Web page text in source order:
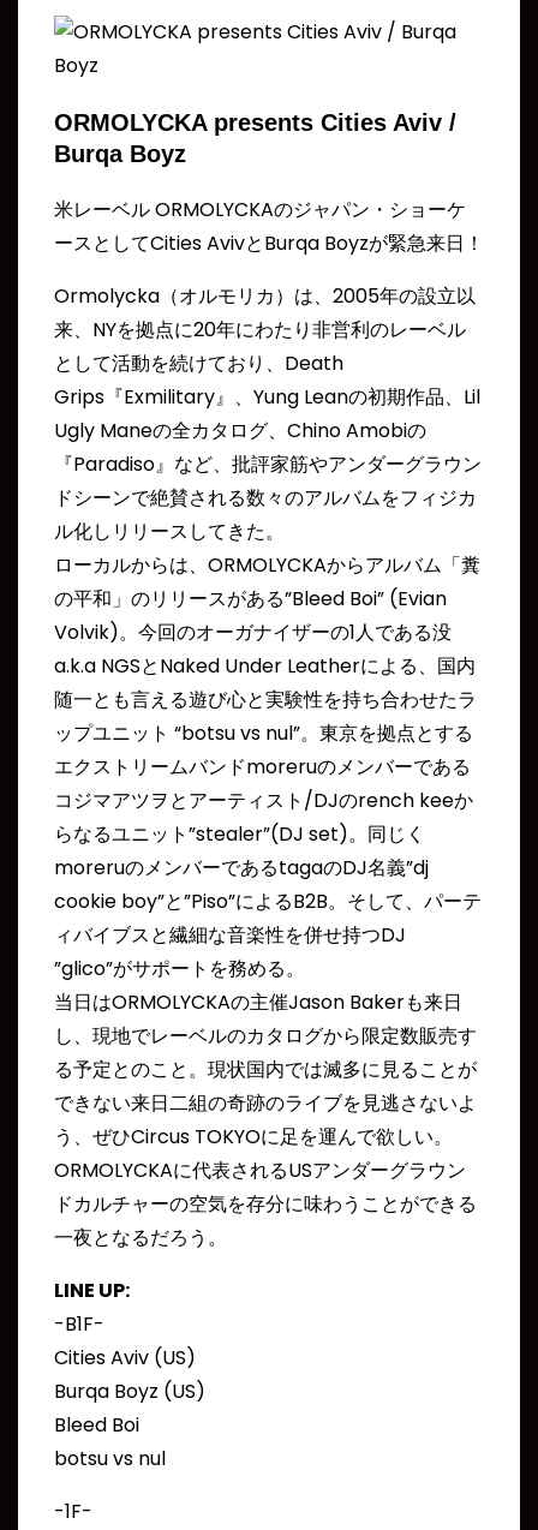
ORMOLYCKA presents Cities Aviv /
Burqa Boyz
米レーベル ORMOLYCKAのジャパン・ショーケ
ースとしてCities AvivとBurqa Boyzが緊急来日！
Ormolycka（オルモリカ）は、2005年の設立以
来、NYを拠点に20年にわたり非営利のレーベル
として活動を続けており、Death
Grips『Exmilitary』、Yung Leanの初期作品、Lil
Ugly Maneの全カタログ、Chino Amobiの
『Paradiso』など、批評家筋やアンダーグラウン
ドシーンで絶賛される数々のアルバムをフィジカ
ル化しリリースしてきた。
ローカルからは、ORMOLYCKAからアルバム「糞
の平和」のリリースがある”Bleed Boi” (Evian
Volvik)。今回のオーガナイザーの1人である没
a.k.a NGSとNaked Under Leatherによる、国内
随一とも言える遊び心と実験性を持ち合わせたラ
ップユニット “botsu vs nul”。東京を拠点とする
エクストリームバンドmoreruのメンバーである
コジマアツヲとアーティスト/DJのrench keeか
らなるユニット”stealer”(DJ set)。同じく
moreruのメンバーであるtagaのDJ名義”dj
cookie boy”と”Piso”によるB2B。そして、パーテ
ィバイブスと繊細な音楽性を併せ持つDJ
”glico”がサポートを務める。
当日はORMOLYCKAの主催Jason Bakerも来日
し、現地でレーベルのカタログから限定数販売す
る予定とのこと。現状国内では滅多に見ることが
できない来日二組の奇跡のライブを見逃さないよ
う、ぜひCircus TOKYOに足を運んで欲しい。
ORMOLYCKAに代表されるUSアンダーグラウン
ドカルチャーの空気を存分に味わうことができる
一夜となるだろう。
LINE UP:
-B1F-
Cities Aviv (US)
Burqa Boyz (US)
Bleed Boi
botsu vs nul
-1F-